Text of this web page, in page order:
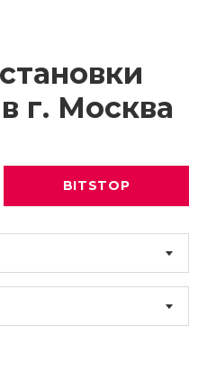
г. Москва
BITSTOP